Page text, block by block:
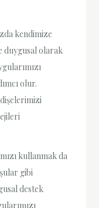
kendimize
duygusal olarak
olur.
kullanmak da
gibi
destek